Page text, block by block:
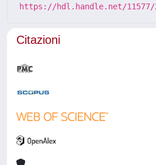
https://hdl.handle.net/11577/
Citazioni